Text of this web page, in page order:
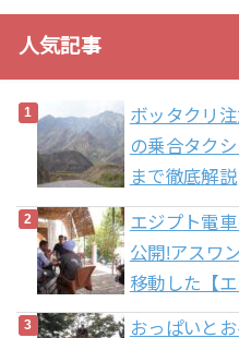
人気記事
ボッタクリ
の乗合タク
まで徹底解説
エジプト電
公開!アスワ
移動した【エ
おっぱいと